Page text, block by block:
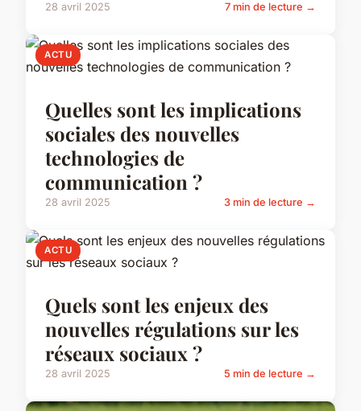
28 avril 2025 7 min de lecture →
ACTU
Quelles sont les implications
sociales des nouvelles
technologies de
communication ?
28 avril 2025 3 min de lecture →
ACTU
Quels sont les enjeux des
nouvelles régulations sur les
réseaux sociaux ?
28 avril 2025 5 min de lecture →